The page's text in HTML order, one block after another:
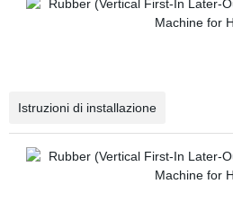
Istruzioni di installazione